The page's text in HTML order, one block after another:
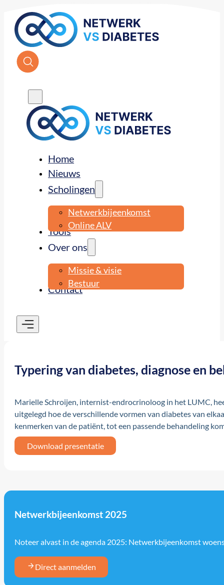
Home
Nieuws
Scholingen
Netwerkbijeenkomst
Online ALV
Tools
Over ons
Missie & visie
Bestuur
Contact
Typering van diabetes, diagnose en
Marielle Schroijen, internist-endrocrinoloog in het LUMC,
uitgelegd hoe de verschillende vormen van diabetes van
kenmerken van de patiënt, tot een passende behandeling
Download presentatie
Netwerkbijeenkomst 2025
Noteer alvast in de agenda 2025: Netwerkbijeenkomst
Direct aanmelden